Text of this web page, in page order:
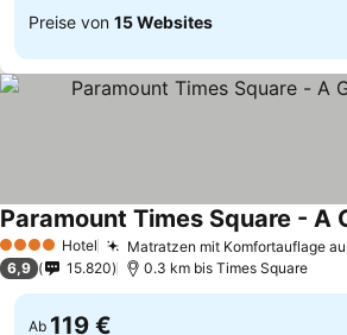
Preise von 15 Websites
4 Sterne Hotel Matratzen mit Komfortauflage
Paramount Times Square - A
6,9 15.820 0.3 km bis Times Square
Ab 119 €